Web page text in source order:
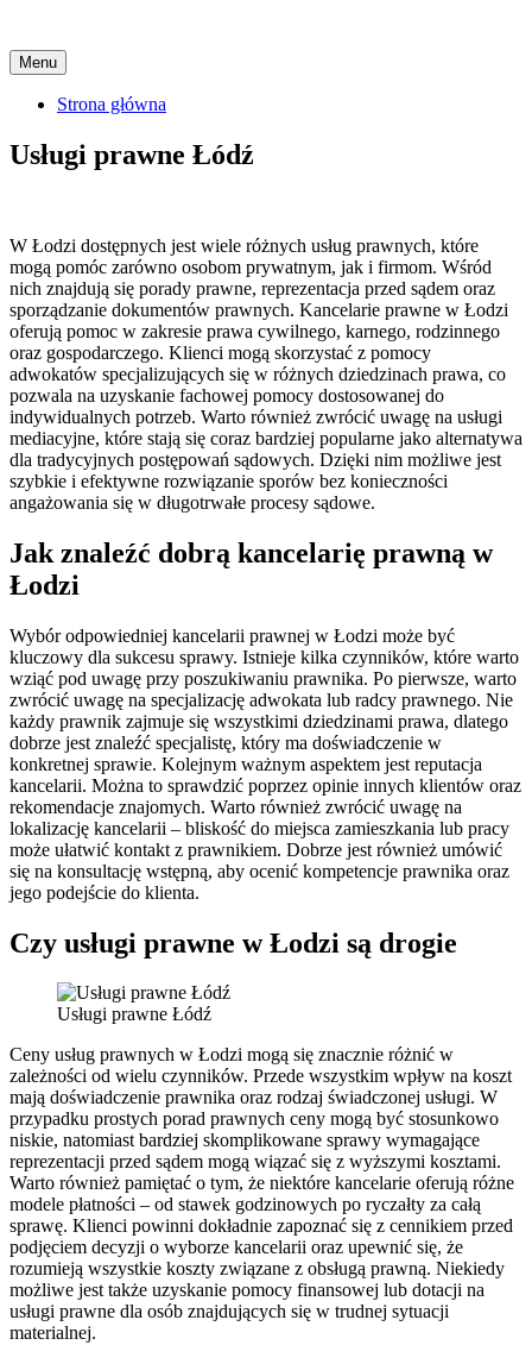
Menu Skip
to
content
Strona główna
Usługi prawne Łódź
W Łodzi dostępnych jest wiele różnych usług prawnych, które
mogą pomóc zarówno osobom prywatnym, jak i firmom. Wśród
nich znajdują się porady prawne, reprezentacja przed sądem oraz
sporządzanie dokumentów prawnych. Kancelarie prawne w Łodzi
oferują pomoc w zakresie prawa cywilnego, karnego, rodzinnego
oraz gospodarczego. Klienci mogą skorzystać z pomocy
adwokatów specjalizujących się w różnych dziedzinach prawa, co
pozwala na uzyskanie fachowej pomocy dostosowanej do
indywidualnych potrzeb. Warto również zwrócić uwagę na usługi
mediacyjne, które stają się coraz bardziej popularne jako alternatywa
dla tradycyjnych postępowań sądowych. Dzięki nim możliwe jest
szybkie i efektywne rozwiązanie sporów bez konieczności
angażowania się w długotrwałe procesy sądowe.
Jak znaleźć dobrą kancelarię prawną w
Łodzi
Wybór odpowiedniej kancelarii prawnej w Łodzi może być
kluczowy dla sukcesu sprawy. Istnieje kilka czynników, które warto
wziąć pod uwagę przy poszukiwaniu prawnika. Po pierwsze, warto
zwrócić uwagę na specjalizację adwokata lub radcy prawnego. Nie
każdy prawnik zajmuje się wszystkimi dziedzinami prawa, dlatego
dobrze jest znaleźć specjalistę, który ma doświadczenie w
konkretnej sprawie. Kolejnym ważnym aspektem jest reputacja
kancelarii. Można to sprawdzić poprzez opinie innych klientów oraz
rekomendacje znajomych. Warto również zwrócić uwagę na
lokalizację kancelarii – bliskość do miejsca zamieszkania lub pracy
może ułatwić kontakt z prawnikiem. Dobrze jest również umówić
się na konsultację wstępną, aby ocenić kompetencje prawnika oraz
jego podejście do klienta.
Czy usługi prawne w Łodzi są drogie
Usługi prawne Łódź
Ceny usług prawnych w Łodzi mogą się znacznie różnić w
zależności od wielu czynników. Przede wszystkim wpływ na koszt
mają doświadczenie prawnika oraz rodzaj świadczonej usługi. W
przypadku prostych porad prawnych ceny mogą być stosunkowo
niskie, natomiast bardziej skomplikowane sprawy wymagające
reprezentacji przed sądem mogą wiązać się z wyższymi kosztami.
Warto również pamiętać o tym, że niektóre kancelarie oferują różne
modele płatności – od stawek godzinowych po ryczałty za całą
sprawę. Klienci powinni dokładnie zapoznać się z cennikiem przed
podjęciem decyzji o wyborze kancelarii oraz upewnić się, że
rozumieją wszystkie koszty związane z obsługą prawną. Niekiedy
możliwe jest także uzyskanie pomocy finansowej lub dotacji na
usługi prawne dla osób znajdujących się w trudnej sytuacji
materialnej.